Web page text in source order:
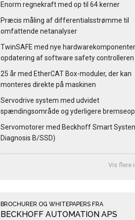
Enorm regnekraft med op til 64 kerner
Præcis måling af differentialsstrømme til
omfattende netanalyser
TwinSAFE med nye
opdatering af software safety controlleren
25 år med EtherCAT Box-moduler, der kan
monteres direkte på maskinen
Servodrive system med udvidet
spændingsområde og yderligere
Servomotorer med Beckhoff Smart
Diagnosis B/SSD)
Vis flere
BROCHURER OG WHITEPAPERS FRA
BECKHOFF AUTOMATION APS